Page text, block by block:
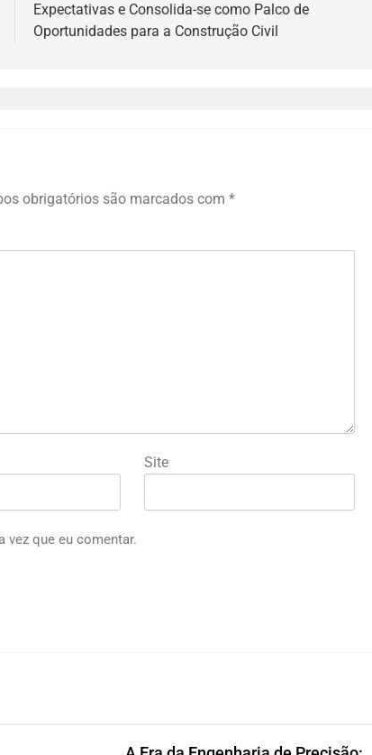
Expectativas e Consolida-se como Palco de
Oportunidades para a Construção Civil
obrigatórios são marcados com *
Site
vez que eu comentar.